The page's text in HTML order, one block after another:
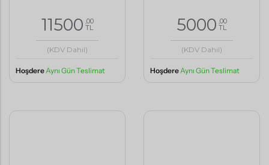
11500 ,00
TL
(KDV Dahil)
HoşdereAynı Gün Teslimat
5000 ,00
TL
(KDV Dahil)
HoşdereAynı Gün Teslimat